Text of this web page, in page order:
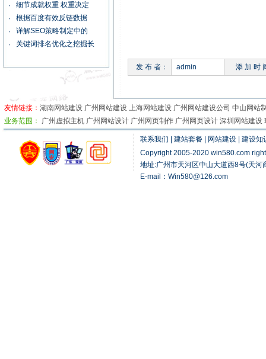
·
细节成就权重 权重决定
·
根据百度有效反链数据
·
详解SEO策略制定中的
·
关键词排名优化之挖掘长
发 布 者： admin 添 加 时
友情链接： 湖南网站建设 广州网站建设 上海网站建设广州网站建设公司 中山网站
业务范围：
广州虚拟主机 广州网站设计 广州网页制作 广州网页设计 深圳网站建设
联系我们 建站套餐| 网站建设| 建设知
Copyright 2005-2020 win580.com
地址:广州市天河区中山大道西8号(天
E-mail：Win580@126.com